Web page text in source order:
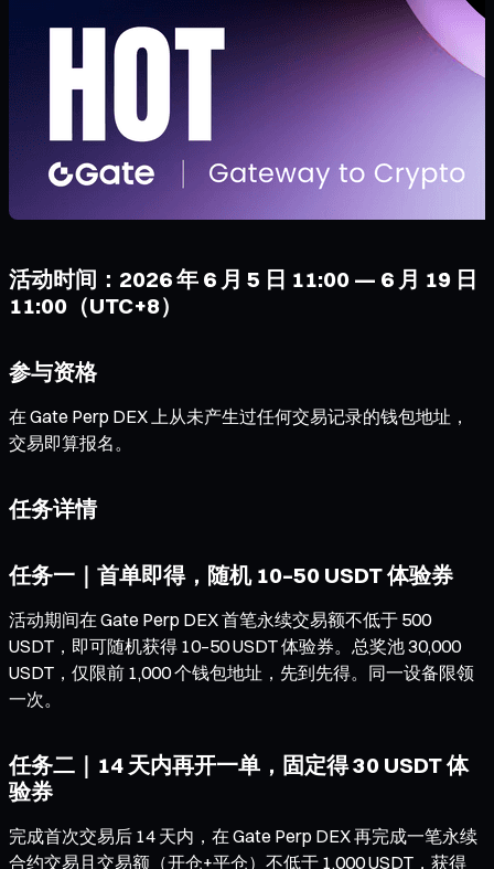
活动时间：2026 年 6 月 5 日 11:00 — 6 月 19 日
11:00（UTC+8）
参与资格
在 Gate Perp DEX 上从未产生过任何交易记录的钱包地址，
交易即算报名。
任务详情
任务一｜首单即得，随机 10–50 USDT 体验券
活动期间在 Gate Perp DEX 首笔永续交易额不低于 500
USDT，即可随机获得 10–50 USDT 体验券。总奖池 30,000
USDT，仅限前 1,000 个钱包地址，先到先得。同一设备限领
一次。
任务二｜14 天内再开一单，固定得 30 USDT 体
验券
完成首次交易后 14 天内，在 Gate Perp DEX 再完成一笔永续
合约交易且交易额（开仓+平仓）不低于 1,000 USDT，获得